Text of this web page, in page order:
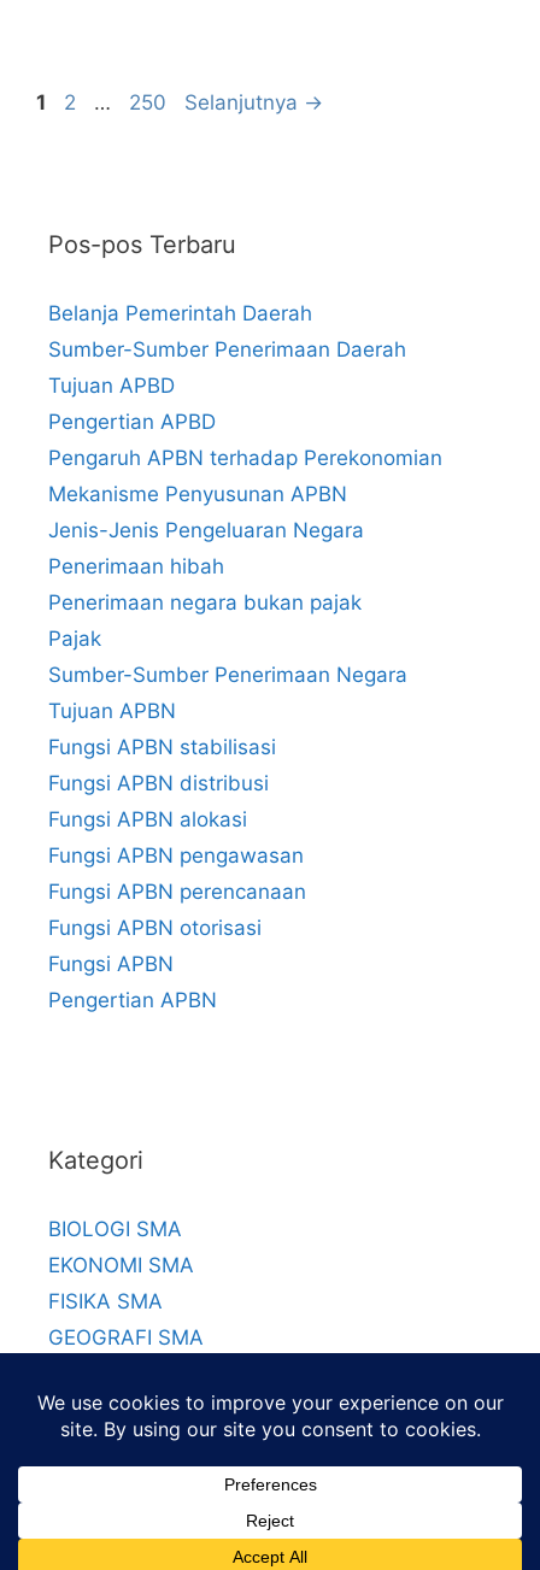
Halaman
1 Halaman
2 … Halaman
250 Selanjutnya →
Pos-pos Terbaru
Belanja Pemerintah Daerah
Sumber-Sumber Penerimaan Daerah
Tujuan APBD
Pengertian APBD
Pengaruh APBN terhadap Perekonomian
Mekanisme Penyusunan APBN
Jenis-Jenis Pengeluaran Negara
Penerimaan hibah
Penerimaan negara bukan pajak
Pajak
Sumber-Sumber Penerimaan Negara
Tujuan APBN
Fungsi APBN stabilisasi
Fungsi APBN distribusi
Fungsi APBN alokasi
Fungsi APBN pengawasan
Fungsi APBN perencanaan
Fungsi APBN otorisasi
Fungsi APBN
Pengertian APBN
Kategori
BIOLOGI SMA
EKONOMI SMA
FISIKA SMA
GEOGRAFI SMA
MATEMATIKA SMA
© 2026 Gurumuda.Net